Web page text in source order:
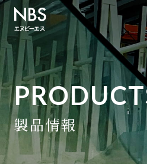
製品情報